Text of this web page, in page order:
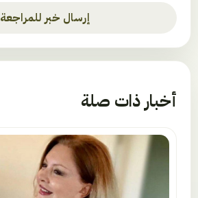
إرسال خبر للمراجعة
أخبار ذات صلة